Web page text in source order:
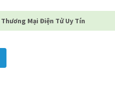
Mại Điện Tử Uy Tín